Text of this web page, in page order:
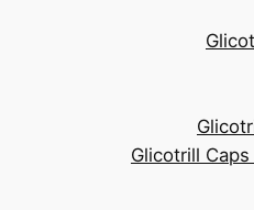
Glicotrill